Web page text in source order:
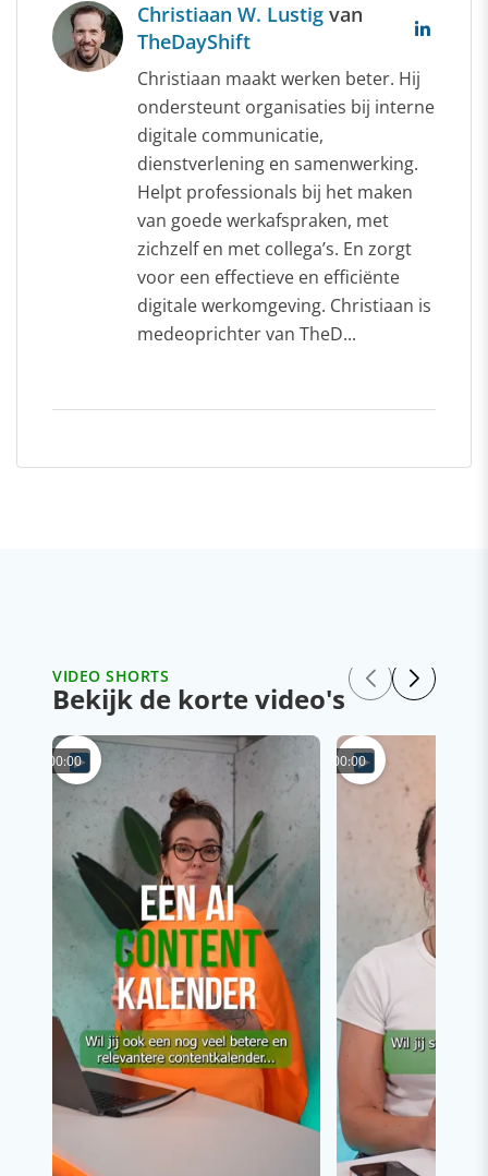
Christiaan W. Lustig van
TheDayShift
Christiaan maakt werken beter. Hij
ondersteunt organisaties bij interne
digitale communicatie,
dienstverlening en samenwerking.
Helpt professionals bij het maken
van goede werkafspraken, met
zichzelf en met collega’s. En zorgt
voor een effectieve en efficiënte
digitale werkomgeving. Christiaan is
medeoprichter van TheD...
VIDEO SHORTS
Bekijk de korte video's
00:00 00:00